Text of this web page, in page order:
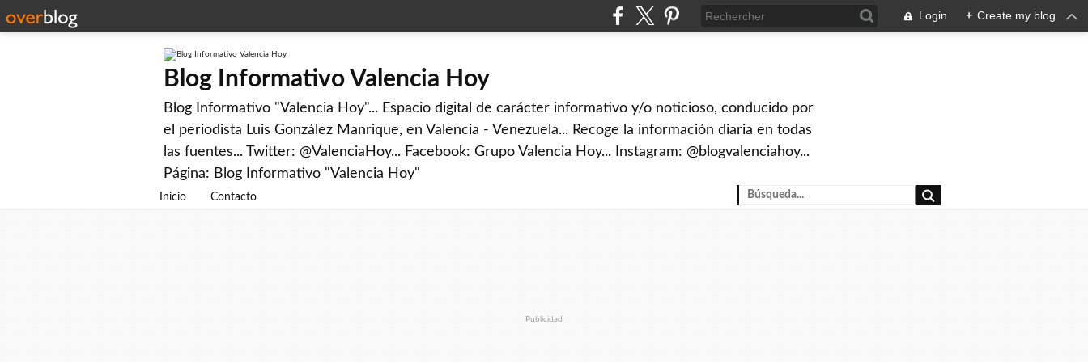
Login + Create my blog
Blog Informativo Valencia Hoy
Blog Informativo "Valencia Hoy"... Espacio digital de carácter informativo y/o noticioso, conducido por
el periodista Luis González Manrique, en Valencia - Venezuela... Recoge la información diaria en todas
las fuentes... Twitter: @ValenciaHoy... Facebook: Grupo Valencia Hoy... Instagram: @blogvalenciahoy...
Página: Blog Informativo "Valencia Hoy"
Inicio Contacto
Publicidad